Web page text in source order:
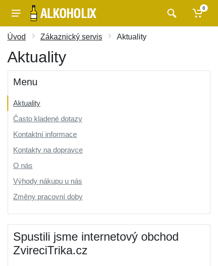
0
Úvod Zákaznický servis Aktuality
Aktuality
Menu
Aktuality
Často kladené dotazy
Kontaktní informace
Kontakty na dopravce
O nás
Výhody nákupu u nás
Změny pracovní doby
Spustili jsme internetový obchod
ZvireciTrika.cz